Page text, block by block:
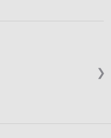
❯